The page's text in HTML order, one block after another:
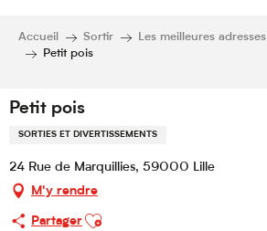
Accueil Sortir Les meilleures adresses
Petit pois
Petit pois
SORTIES ET DIVERTISSEMENTS
24 Rue de Marquillies, 59000 Lille
M'y rendre
Partager
Ajouter aux favoris